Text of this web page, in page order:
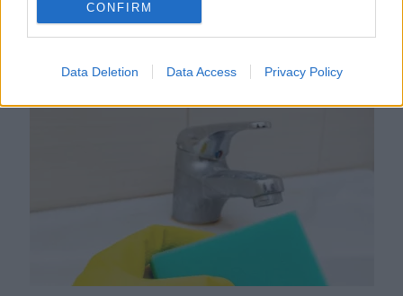
CONFIRM
Data Deletion Data Access Privacy Policy
Ezért párásodik be állandóan az ablak – egyszerűbb a
megoldás, mint gondolnád